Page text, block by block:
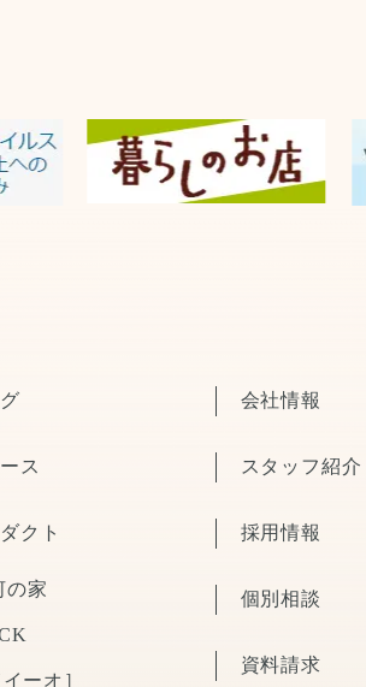
ス
クト
の家
ーオ］
会社情報
スタッフ紹介
採用情報
個別相談
資料請求